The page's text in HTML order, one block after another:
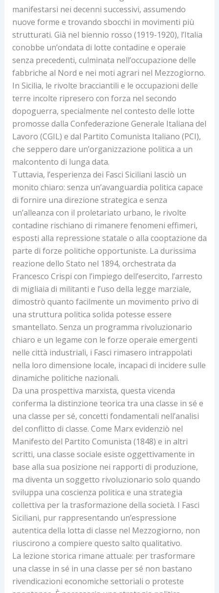
manifestarsi nei decenni successivi, assumendo
nuove forme e trovando sbocchi in movimenti più
strutturati. Già nel biennio rosso (1919-1920), l’Italia
conobbe un’ondata di lotte contadine e operaie
senza precedenti, culminata nell’occupazione delle
fabbriche al Nord e nei moti agrari nel Mezzogiorno.
In Sicilia, le rivolte bracciantili e le occupazioni delle
terre incolte ripresero con forza nel secondo
dopoguerra, specialmente nel contesto delle lotte
promosse dalla Confederazione Generale Italiana del
Lavoro (CGIL) e dal Partito Comunista Italiano (PCI),
che seppero dare un’organizzazione politica a un
malcontento di lunga data.
Tuttavia, l’esperienza dei Fasci Siciliani lasciò un
monito chiaro: senza un’avanguardia politica capace
di fornire una direzione strategica e senza
un’alleanza con il proletariato urbano, le rivolte
contadine rischiano di rimanere fenomeni effimeri,
esposti alla repressione statale o alla cooptazione da
parte di forze politiche opportuniste. La durissima
reazione dello Stato nel 1894, orchestrata da
Francesco Crispi con l’impiego dell’esercito, l’arresto
di migliaia di militanti e l’uso della legge marziale,
dimostrò quanto facilmente un movimento privo di
una struttura politica solida potesse essere
smantellato. Senza un programma rivoluzionario
chiaro e un legame con le forze operaie emergenti
nelle città industriali, i Fasci rimasero intrappolati
nella loro dimensione locale, incapaci di incidere sulle
dinamiche politiche nazionali.
Da una prospettiva marxista, questa vicenda
conferma la distinzione teorica tra una classe in sé e
una classe per sé, concetti fondamentali nell’analisi
del conflitto di classe. Come Marx evidenziò nel
Manifesto del Partito Comunista (1848) e in altri
scritti, una classe sociale esiste oggettivamente in
base alla sua posizione nei rapporti di produzione,
ma diventa un soggetto rivoluzionario solo quando
sviluppa una coscienza politica e una strategia
collettiva per la trasformazione della società. I Fasci
Siciliani, pur rappresentando un’espressione
autentica della lotta di classe nel Mezzogiorno, non
riuscirono a compiere questo salto qualitativo.
La lezione storica rimane attuale: per trasformare
una classe in sé in una classe per sé non bastano
rivendicazioni economiche settoriali o proteste